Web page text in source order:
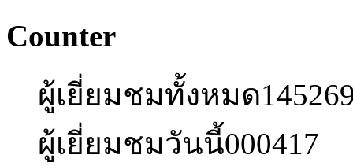
Counter
ผู้เยี่ยมชมทั้งหมด
ผู้เยี่ยมชมวันนี้000417